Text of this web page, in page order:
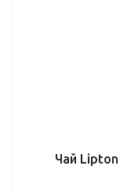
Чай Lipton